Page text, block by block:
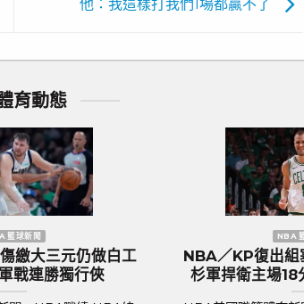
他：我這樣打我們1場都贏不了
育動態
歐國盃／葡萄牙傳奇巨星C.羅納度最
後一舞？第六度參賽再創紀錄巔峰